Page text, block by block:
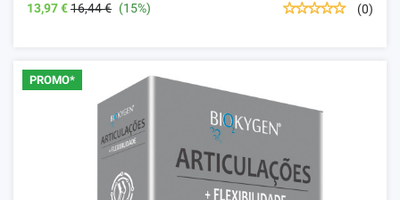
13,97 €16,44 € (15%) (0)
PROMO*